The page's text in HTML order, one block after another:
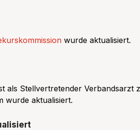
wurde aktualisiert.
als Stellvertretender Verbandsarzt
wurde aktualisiert.